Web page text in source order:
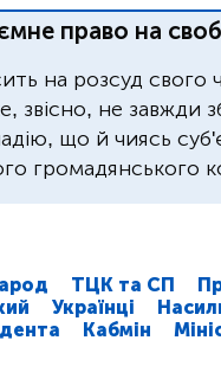
право на
на розсуд свого
звісно, не завжди
що й чиясь
громадянського
ТЦК та СП
Українці
Кабмін